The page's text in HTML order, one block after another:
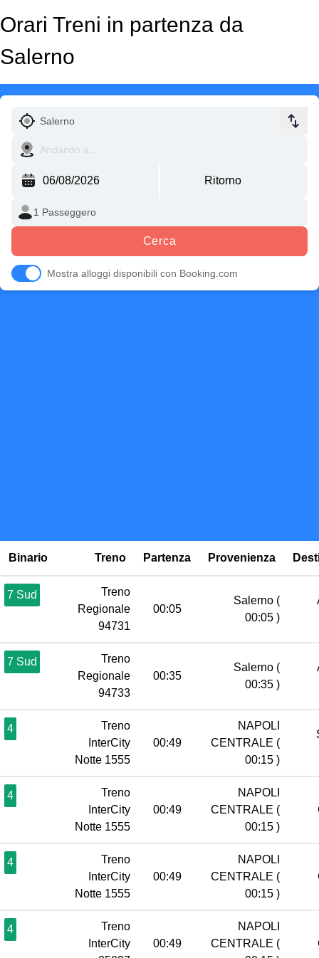
Orari Treni in partenza da
Salerno
Cerca
Mostra alloggi disponibili con Booking.com
Binario Treno Partenza Provenienza
7 Sud
Treno
Regionale
94731
00:05
Salerno (
00:05 )
7 Sud
Treno
Regionale
94733
00:35
Salerno (
00:35 )
4
Treno
InterCity
Notte 1555
00:49
NAPOLI
CENTRALE (
00:15 )
4
Treno
InterCity
Notte 1555
00:49
NAPOLI
CENTRALE (
00:15 )
4
Treno
InterCity
Notte 1555
00:49
NAPOLI
CENTRALE (
00:15 )
4
Treno
InterCity
00:49
NAPOLI
CENTRALE (